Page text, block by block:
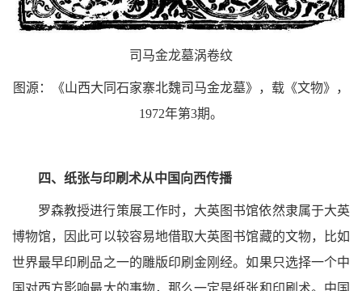
司马金龙墓涡卷纹
图源：《山西大同石家寨北魏司马金龙墓》，载《文物》，
1972年第3期。
四、纸张与印刷术从中国向西传播
罗森教授进行策展工作时，大英图书馆依然隶属于大英
博物馆，因此可以较容易地借取大英图书馆藏的文物，比如
世界最早印刷品之一的雕版印刷金刚经。如果只选择一个中
国对西方影响最大的事物，那么一定是纸张和印刷术。中国